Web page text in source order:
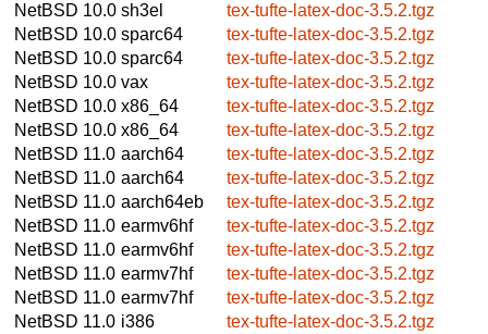
NetBSD 10.0 sh3el
tex-tufte-latex-doc-3.5.2.tgz
NetBSD 10.0 sparc64
tex-tufte-latex-doc-3.5.2.tgz
NetBSD 10.0 sparc64
tex-tufte-latex-doc-3.5.2.tgz
NetBSD 10.0 vax
tex-tufte-latex-doc-3.5.2.tgz
NetBSD 10.0 x86_64
tex-tufte-latex-doc-3.5.2.tgz
NetBSD 10.0 x86_64
tex-tufte-latex-doc-3.5.2.tgz
NetBSD 11.0 aarch64
tex-tufte-latex-doc-3.5.2.tgz
NetBSD 11.0 aarch64
tex-tufte-latex-doc-3.5.2.tgz
NetBSD 11.0 aarch64eb
tex-tufte-latex-doc-3.5.2.tgz
NetBSD 11.0 earmv6hf
tex-tufte-latex-doc-3.5.2.tgz
NetBSD 11.0 earmv6hf
tex-tufte-latex-doc-3.5.2.tgz
NetBSD 11.0 earmv7hf
tex-tufte-latex-doc-3.5.2.tgz
NetBSD 11.0 earmv7hf
tex-tufte-latex-doc-3.5.2.tgz
NetBSD 11.0 i386
tex-tufte-latex-doc-3.5.2.tgz